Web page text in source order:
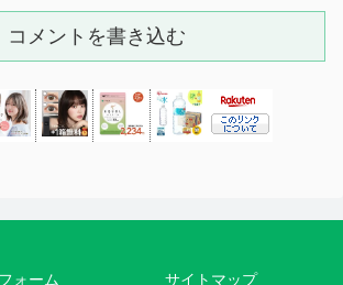
コメントを書き込む
ォーム サイトマップ